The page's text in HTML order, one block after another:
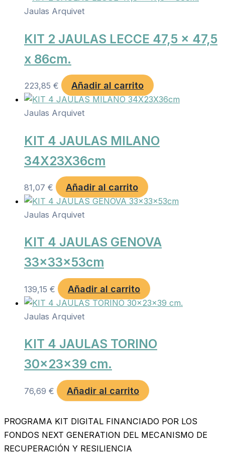
Jaulas Arquivet
KIT 2 JAULAS LECCE 47,5 x 47,5
x 86cm.
223,85 € Añadir al carrito
Jaulas Arquivet
KIT 4 JAULAS MILANO
34X23X36cm
81,07 € Añadir al carrito
Jaulas Arquivet
KIT 4 JAULAS GENOVA
33x33x53cm
139,15 € Añadir al carrito
Jaulas Arquivet
KIT 4 JAULAS TORINO
30x23x39 cm.
76,69 € Añadir al carrito
PROGRAMA KIT DIGITAL FINANCIADO POR LOS
FONDOS NEXT GENERATION DEL MECANISMO DE
RECUPERACIÓN Y RESILIENCIA